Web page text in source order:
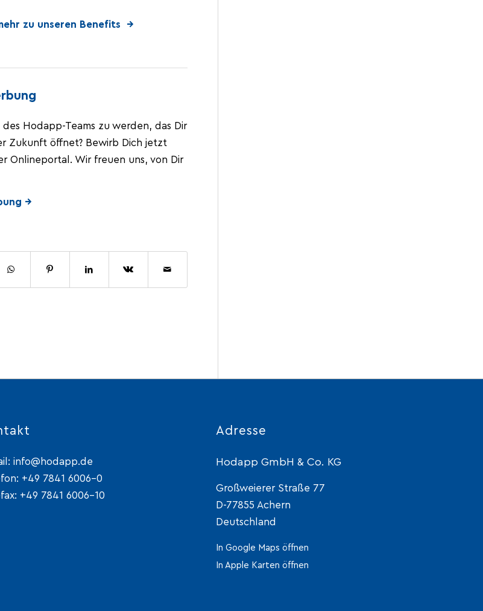
zu unseren Benefits →
des Hodapp-Teams zu werden, das Dir
Zukunft öffnet? Bewirb Dich jetzt
Onlineportal. Wir freuen uns, von Dir
→
info@hodapp.de
+49 7841 6006-0
+49 7841 6006-10
Adresse
Hodapp GmbH & Co. KG
Großweierer Straße 77
D-77855 Achern
Deutschland
In Google Maps öffnen
In Apple Karten öffnen